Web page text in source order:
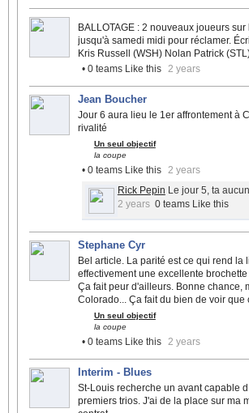
BALLOTAGE : 2 nouveaux joueurs
jusqu'à samedi midi pour réclamer.
Kris Russell (WSH) Nolan Patrick
• 0 teams Like this 2 years
Jean Boucher
Jour 6 aura lieu le 1er affrontement à
rivalité
Un seul objectif
la coupe
• 0 teams Like this 2 years
Rick Pepin Le jour 5, ta
2 years 0 teams Like this
Stephane Cyr
Bel article. La parité est ce qui rend la
effectivement une excellente
Ça fait peur d'ailleurs. Bonne chance,
Colorado... Ça fait du bien de voir que
Un seul objectif
la coupe
• 0 teams Like this 2 years
Interim - Blues
St-Louis recherche un avant capable
premiers trios. J'ai de la place sur ma